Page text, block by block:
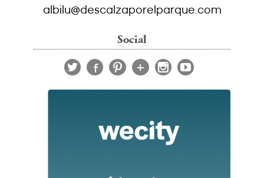
albilu@descalzaporelparque.com
Social